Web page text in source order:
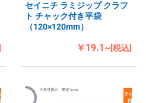
セイニチ ラミジップ クラフ
ト チャック付き平袋
（120×120mm）
￥19.1~[税込]